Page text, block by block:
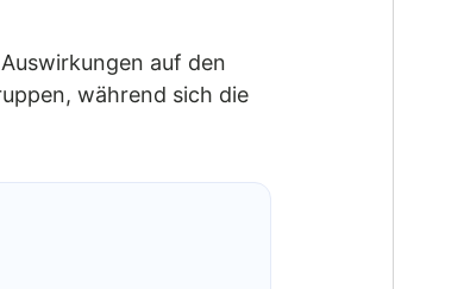
auf den
während sich die